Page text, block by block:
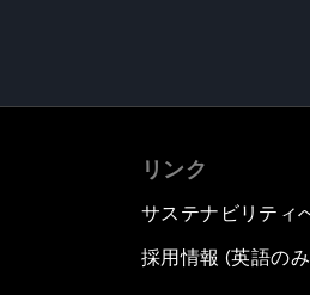
リンク
サステナビリティ
採用情報 (英語の